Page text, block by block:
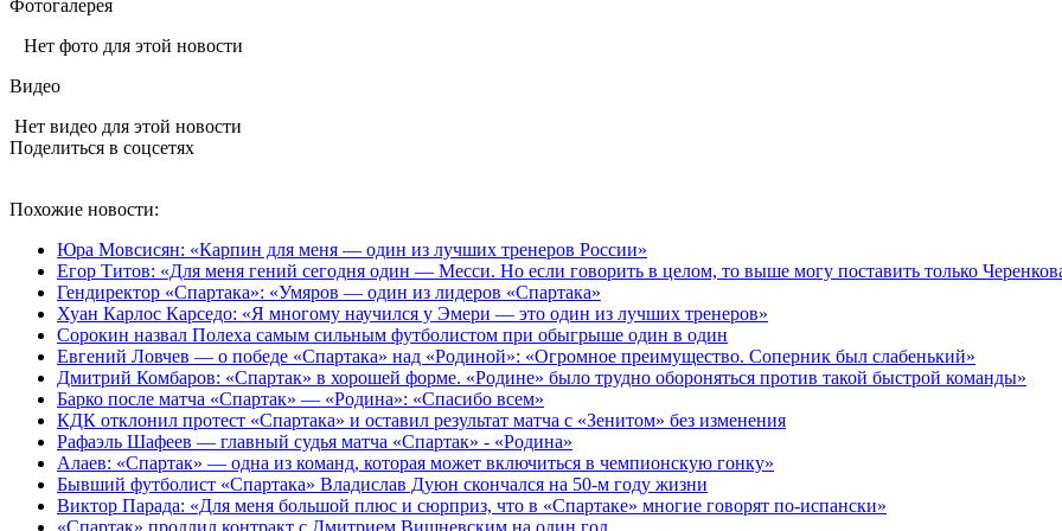
Фотогалерея
Нет фото для этой новости
Видео
Нет видео для этой новости
Поделиться в соцсетях
Похожие новости:
Юра Мовсисян: «Карпин для меня — один из лучших тренеров России»
Егор Титов: «Для меня гений сегодня один — Месси. Но если говорить в целом, то выше могу поставить только
Гендиректор «Спартака»: «Умяров — один из лидеров «Спартака»
Хуан Карлос Карседо: «Я многому научился у Эмери — это один из лучших тренеров»
Сорокин назвал Полеха самым сильным футболистом при обыгрыше один в один
Евгений Ловчев — о победе «Спартака» над «Родиной»: «Огромное преимущество. Соперник был слабенький»
Дмитрий Комбаров: «Спартак» в хорошей форме. «Родине» было трудно обороняться против такой быстрой команды»
Барко после матча «Спартак» — «Родина»: «Спасибо всем»
КДК отклонил протест «Спартака» и оставил результат матча с «Зенитом» без изменения
Рафаэль Шафеев — главный судья матча «Спартак» - «Родина»
Алаев: «Спартак» — одна из команд, которая может включиться в чемпионскую гонку»
Бывший футболист «Спартака» Владислав Дуюн скончался на 50‑м году жизни
Виктор Парада: «Для меня большой плюс и сюрприз, что в «Спартаке» многие говорят по‑испански»
«Спартак» продлил контракт с Дмитрием Вишневским на один год